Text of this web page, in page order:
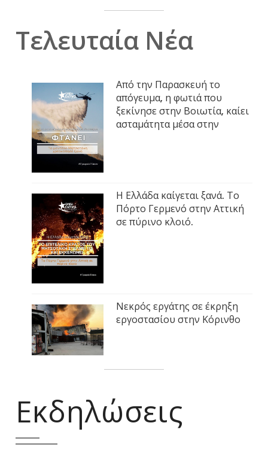
Τελευταία Νέα
Από την Παρασκευή το
απόγευμα, η φωτιά που
ξεκίνησε στην Βοιωτία, καίει
ασταμάτητα μέσα στην
Η Ελλάδα καίγεται ξανά. Το
Πόρτο Γερμενό στην Αττική
σε πύρινο κλοιό.
Νεκρός εργάτης σε έκρηξη
εργοστασίου στην Κόρινθο
Εκδηλώσεις